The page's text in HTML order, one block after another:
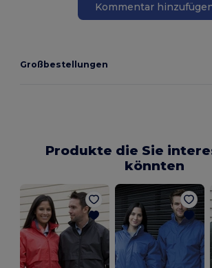
Kommentar
Großbestellungen
Produkte die Sie
könnten